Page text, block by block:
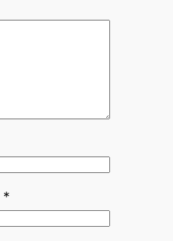
*